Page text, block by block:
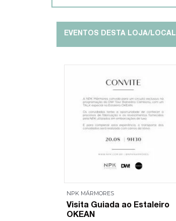
EVENTOS DESTA LOJA/LOCAL
NPK MÁRMORES
Visita Guiada ao Estaleiro
OKEAN